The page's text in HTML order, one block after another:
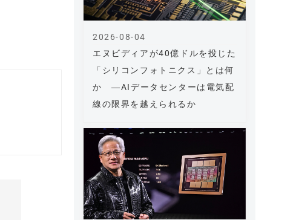
エヌビディアが40億ドルを投じた
「シリコンフォトニクス」とは何
か ―AIデータセンターは電気配
線の限界を越えられるか
2026-08-04